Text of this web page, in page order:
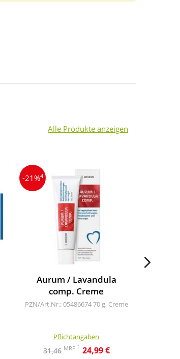
Alle Produkte anzeigen
-21%4
Aurum / Lavandula
comp. Creme
PZN/Art.Nr.: 0548667470 g, Creme
Pflichtangaben
31,46 MRP 2 24,99 €